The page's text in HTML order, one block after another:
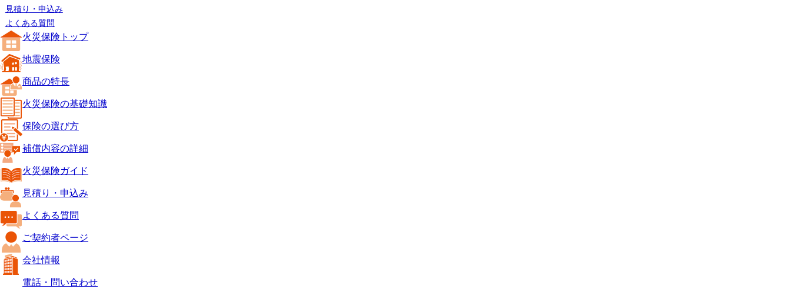
見積り・申込み
よくある質問
火災保険トップ
地震保険
商品の特長
火災保険の基礎知識
保険の選び方
補償内容の詳細
火災保険ガイド
見積り・申込み
よくある質問
ご契約者ページ
会社情報
電話・問い合わせ